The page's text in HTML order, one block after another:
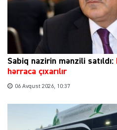
Sabiq nazirin mənzili satıldı:
hərraca çıxarılır
06 Avqust 2026, 10:37